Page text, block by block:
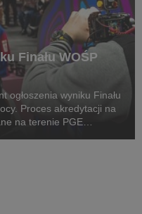
Finału WOŚP
ogłoszenia wyniku Finału
Proces akredytacji na
na terenie PGE